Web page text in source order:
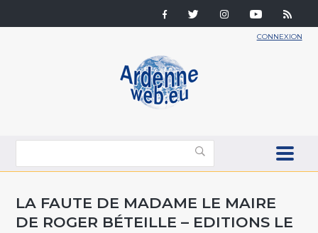
CONNEXION
LA FAUTE DE MADAME LE MAIRE
DE ROGER BÉTEILLE – EDITIONS LE